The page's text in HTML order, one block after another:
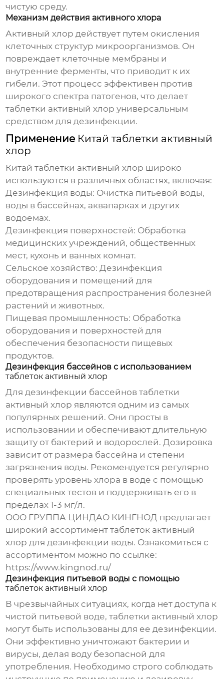
чистую среду.
Механизм действия активного хлора
Активный хлор действует путем окисления
клеточных структур микроорганизмов. Он
повреждает клеточные мембраны и
внутренние ферменты, что приводит к их
гибели. Этот процесс эффективен против
широкого спектра патогенов, что делает
таблетки активный хлор универсальным
средством для дезинфекции.
Применение Китай таблетки активный
хлор
Китай таблетки активный хлор широко
используются в различных областях, включая:
Дезинфекция воды: Очистка питьевой воды,
воды в бассейнах, аквапарках и других
водоемах.
Дезинфекция поверхностей: Обработка
медицинских учреждений, общественных
мест, кухонь и ванных комнат.
Сельское хозяйство: Дезинфекция
оборудования и помещений для
предотвращения распространения болезней
растений и животных.
Пищевая промышленность: Обработка
оборудования и поверхностей для
обеспечения безопасности пищевых
продуктов.
Дезинфекция бассейнов с использованием
таблеток активный хлор
Для дезинфекции бассейновтаблетки
активный хлор являются одним из самых
популярных решений. Они просты в
использовании и обеспечивают длительную
защиту от бактерий и водорослей. Дозировка
зависит от размера бассейна и степени
загрязнения воды. Рекомендуется регулярно
проверять уровень хлора в воде с помощью
специальных тестов и поддерживать его в
пределах 1-3 мг/л.
ООО ГРУППА ЦИНДАО КИНГНОД предлагает
широкий ассортименттаблеток активный
хлор для дезинфекции воды. Ознакомиться с
ассортиментом можно по ссылке:
https://www.kingnod.ru/
Дезинфекция питьевой воды с помощью
таблеток активный хлор
В чрезвычайных ситуациях, когда нет доступа к
чистой питьевой воде,таблетки активный хлор
могут быть использованы для ее дезинфекции.
Они эффективно уничтожают бактерии и
вирусы, делая воду безопасной для
употребления. Необходимо строго соблюдать